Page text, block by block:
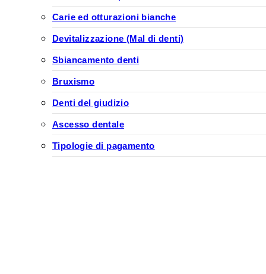
Carie ed otturazioni bianche
Devitalizzazione (Mal di denti)
Sbiancamento denti
Bruxismo
Denti del giudizio
Ascesso dentale
Tipologie di pagamento